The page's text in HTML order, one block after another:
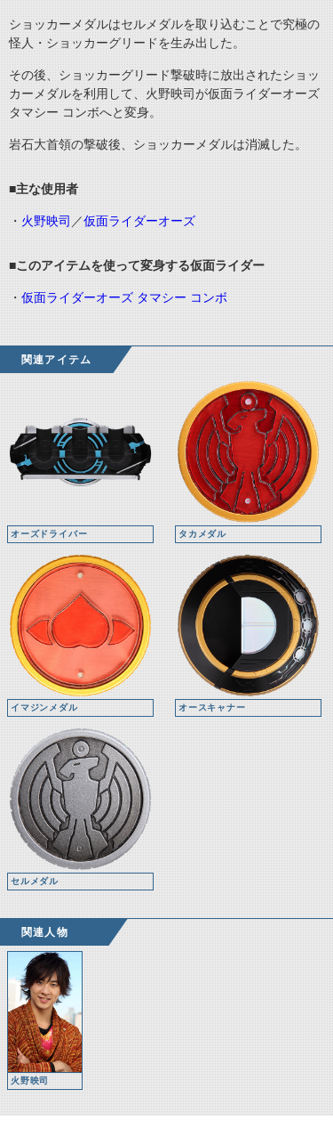
ショッカーメダルはセルメダルを取り込むことで究極の
怪人・ショッカーグリードを生み出した。
その後、ショッカーグリード撃破時に放出されたショッ
カーメダルを利用して、火野映司が仮面ライダーオーズ
タマシー コンボへと変身。
岩石大首領の撃破後、ショッカーメダルは消滅した。
■主な使用者
・ 火野映司 ／仮面ライダーオーズ
■このアイテムを使って変身する仮面ライダー
・ 仮面ライダーオーズ タマシー コンボ
関連アイテム
オーズドライバー タカメダル
イマジンメダル オースキャナー
セルメダル
関連人物
火野映司